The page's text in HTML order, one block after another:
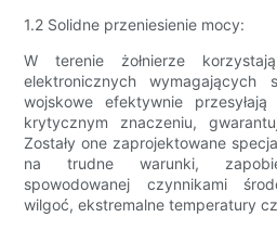
1.2 Solidne przeniesienie mocy:
W terenie żołnierze
elektronicznych wymagających
wojskowe efektywnie
krytycznym znaczeniu,
Zostały one zaprojektowane
na trudne warunki,
spowodowanej czynnikami
wilgoć, ekstremalne temperatury